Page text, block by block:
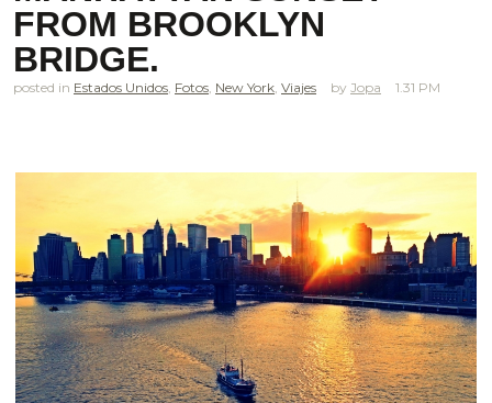
FROM BROOKLYN
BRIDGE.
posted in Estados Unidos, Fotos, New York, Viajes Jopa 1.31 PM